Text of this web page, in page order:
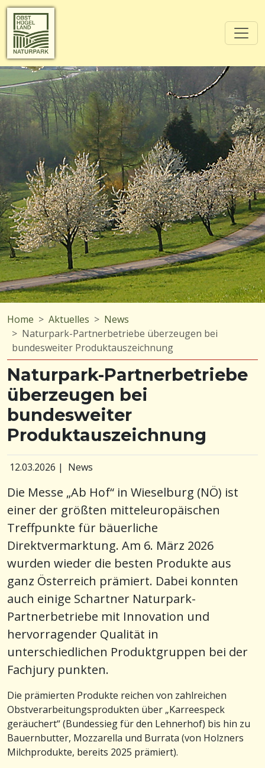
Home Aktuelles
News
Naturpark-Partnerbetriebe überzeugen bei
bundesweiter Produktauszeichnung
Naturpark-Partnerbetriebe
überzeugen bei
bundesweiter
Produktauszeichnung
12.03.2026 | News
Die Messe „Ab Hof“ in Wieselburg (NÖ) ist
einer der größten mitteleuropäischen
Treffpunkte für bäuerliche
Direktvermarktung. Am 6. März 2026
wurden wieder die besten Produkte aus
ganz Österreich prämiert. Dabei konnten
auch einige Schartner Naturpark-
Partnerbetriebe mit Innovation und
hervorragender Qualität in
unterschiedlichen Produktgruppen bei der
Fachjury punkten.
Die prämierten Produkte reichen von zahlreichen
Obstverarbeitungsprodukten über „Karreespeck
geräuchert“ (Bundessieg für den Lehnerhof) bis hin zu
Bauernbutter, Mozzarella und Burrata (von Holzners
Milchprodukte, bereits 2025 prämiert).